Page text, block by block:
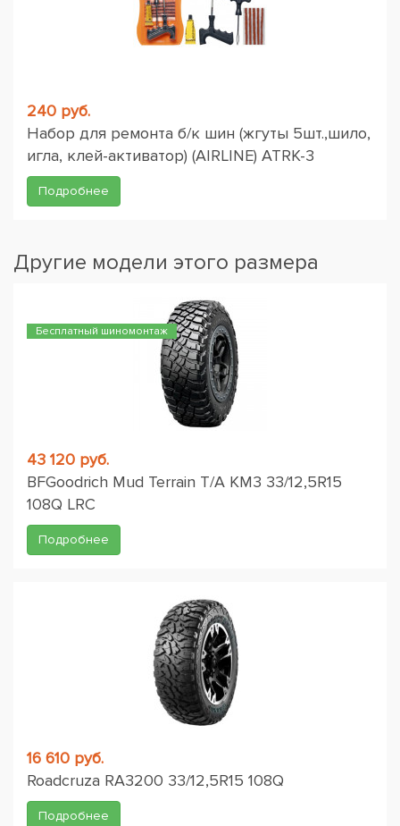
240 руб.
Набор для ремонта б/к шин (жгуты 5шт.,шило,
игла, клей-активатор) (AIRLINE) ATRK-3
Подробнее
Другие модели этого размера
Бесплатный шиномонтаж
43 120 руб.
BFGoodrich Mud Terrain T/A KM3 33/12,5R15
108Q LRC
Подробнее
16 610 руб.
Roadcruza RA3200 33/12,5R15 108Q
Подробнее